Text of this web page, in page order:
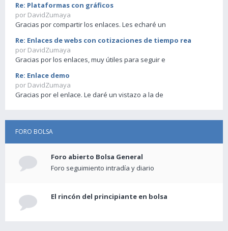
Re: Plataformas con gráficos
por DavidZumaya
Gracias por compartir los enlaces. Les echaré un
Re: Enlaces de webs con cotizaciones de tiempo rea
por DavidZumaya
Gracias por los enlaces, muy útiles para seguir e
Re: Enlace demo
por DavidZumaya
Gracias por el enlace. Le daré un vistazo a la de
FORO BOLSA
Foro abierto Bolsa General
Foro seguimiento intradía y diario
El rincón del principiante en bolsa